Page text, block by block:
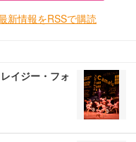
新情報をRSSで購読
イジー・フォ